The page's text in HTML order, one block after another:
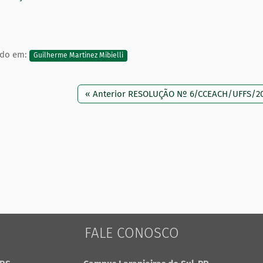
em: Guilherme Martinez Mibielli
« Anterior RESOLUÇÃO Nº 6/CCEACH/UFFS/
FALE CONOSCO